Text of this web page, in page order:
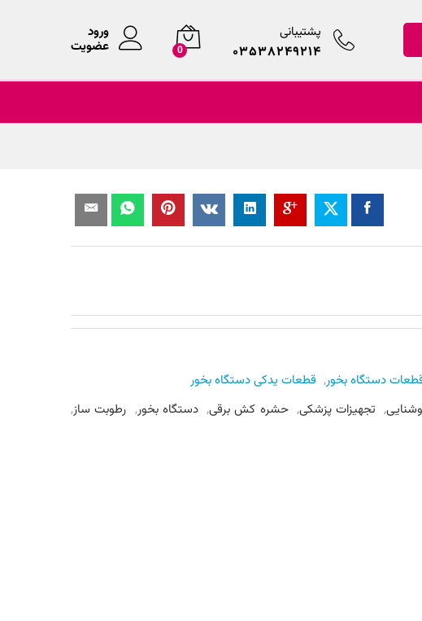
پشتیبانی
۰۳۵۳۸۲۴۹۲۱۴ 0
ورود
عضویت
دستگاه بخور, قطعات یدکی دستگاه بخور
, تجهیزات پزشکی, حشره کش برقی, دستگاه بخور, رطوبت ساز,